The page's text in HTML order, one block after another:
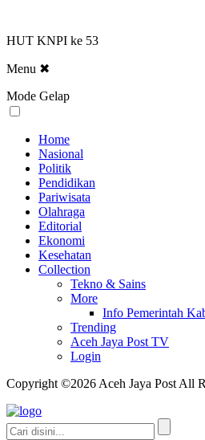
HUT KNPI ke 53
Menu ✖
Mode Gelap
Home
Nasional
Politik
Pendidikan
Pariwisata
Olahraga
Editorial
Ekonomi
Kesehatan
Collection
Tekno & Sains
More
Info Pemerintah
Trending
Aceh Jaya Post TV
Login
Copyright ©2026 Aceh Jaya Post All